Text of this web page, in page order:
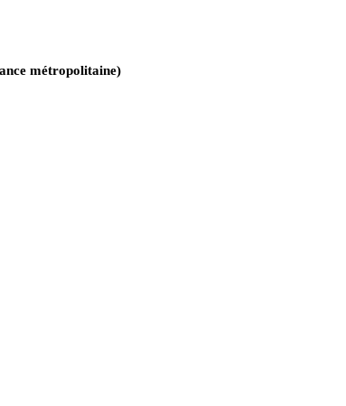
métropolitaine)